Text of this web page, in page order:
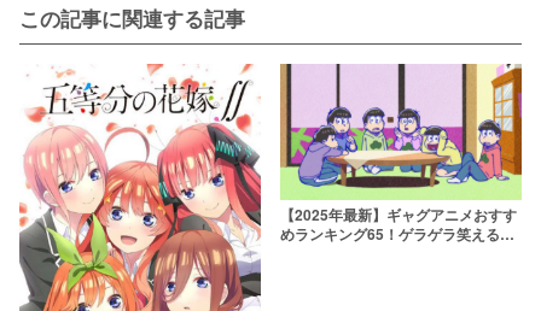
この記事に関連する記事
【2025年最新】ギャグアニメおすす
めランキング65！ゲラゲラ笑える腹